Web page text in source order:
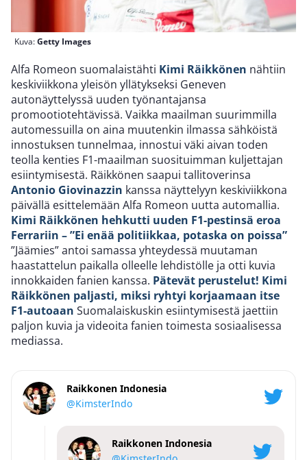
Kuva:Getty Images
Alfa Romeon suomalaistähti Kimi Räikkönen nähtiin
keskiviikkona yleisön yllätykseksi Geneven
autonäyttelyssä uuden työnantajansa
promootiotehtävissä. Vaikka maailman suurimmilla
automessuilla on aina muutenkin ilmassa sähköistä
innostuksen tunnelmaa, innostui väki aivan toden
teolla kenties F1-maailman suosituimman kuljettajan
esiintymisestä. Räikkönen saapui tallitoverinsa
Antonio Giovinazzin kanssa näyttelyyn keskiviikkona
päivällä esittelemään Alfa Romeon uutta automallia.
Kimi Räikkönen hehkutti uuden F1-pestinsä eroa
Ferrariin – ”Ei enää politiikkaa, potaska on poissa”
”Jäämies” antoi samassa yhteydessä muutaman
haastattelun paikalla olleelle lehdistölle ja otti kuvia
innokkaiden fanien kanssa. Pätevät perustelut! Kimi
Räikkönen paljasti, miksi ryhtyi korjaamaan itse
F1-autoaan Suomalaiskuskin esiintymisestä jaettiin
paljon kuvia ja videoita fanien toimesta sosiaalisessa
mediassa.
Raikkonen Indonesia
@KimsterIndo
Raikkonen Indonesia